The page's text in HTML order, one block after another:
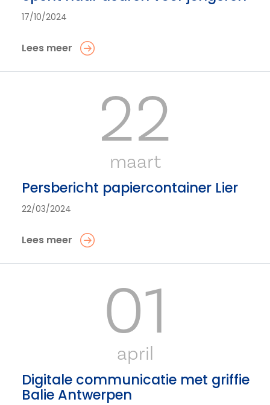
17/10/2024
Lees meer
22
maart
Persbericht papiercontainer Lier
22/03/2024
Lees meer
01
april
Digitale communicatie met griffie
Balie Antwerpen